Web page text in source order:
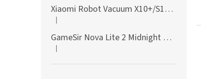
Xiaomi Robot Vacuum X10+/S10+/X10/X20+ Side Brush
Hodnotenie produktu je 5 z 5 hviezdičiek.
|
GameSir Nova Lite 2 Midnight Gray
Hodnotenie produktu je 5 z 5 hviezdičiek.
|